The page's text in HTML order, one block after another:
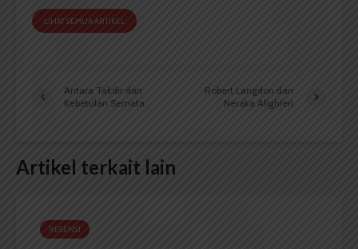
LIHAT SEMUA ARTIKEL
Antara Takdir dan
Kebetulan Semata
Robert Langdon dan
Neraka Alighieri
Artikel terkait lain
RESENSI